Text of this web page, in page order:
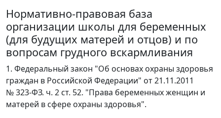
Нормативно-правовая база
организации школы для беременных
(для будущих матерей и отцов) и по
вопросам грудного вскармливания
1. Федеральный закон "Об основах охраны здоровья
граждан в Российской Федерации" от 21.11.2011
№ 323-ФЗ. ч. 2 ст. 52. "Права беременных женщин и
матерей в сфере охраны здоровья".